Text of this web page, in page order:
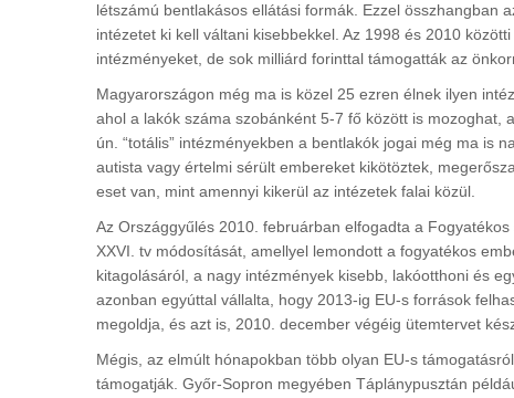
létszámú bentlakásos ellátási formák. Ezzel összhangban
intézetet ki kell váltani kisebbekkel. Az 1998 és 2010
intézményeket, de sok milliárd forinttal támogatták az
Magyarországon még ma is közel 25 ezren élnek ilyen
ahol a lakók száma szobánként 5-7 fő között is mozoghat,
ún. “totális” intézményekben a bentlakók jogai még ma is
autista vagy értelmi sérült embereket kikötöztek,
eset van, mint amennyi kikerül az intézetek falai közül.
Az Országgyűlés 2010. februárban elfogadta a
XXVI. tv módosítását, amellyel lemondott a fogyatékos
kitagolásáról, a nagy intézmények kisebb, lakóotthoni és
azonban egyúttal vállalta, hogy 2013-ig EU-s források
megoldja, és azt is, 2010. december végéig ütemtervet
Mégis, az elmúlt hónapokban több olyan EU-s
támogatják. Győr-Sopron megyében Táplánypusztán